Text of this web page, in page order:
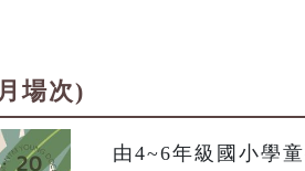
場次)
由4~6年級國小學